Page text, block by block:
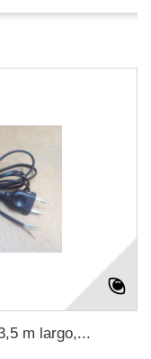
m largo,...